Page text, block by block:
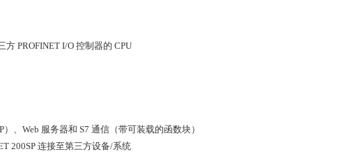
PROFINET I/O 控制器的 CPU
、Web 服务器和 S7 通信（带可装载的函数块）
200SP 连接至第三方设备/系统